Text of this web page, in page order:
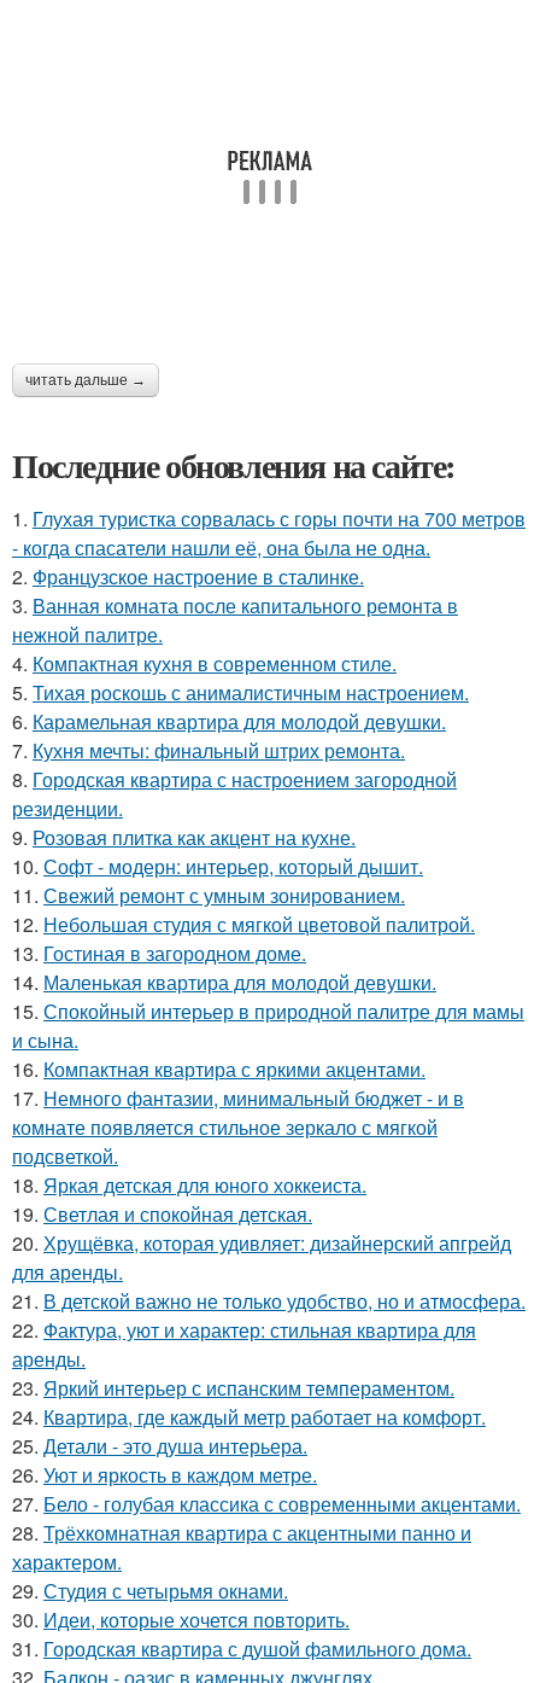
читать дальше →
Последние обновления на сайте:
1. Глухая туристка сорвалась с горы почти на 700 метров
- когда спасатели нашли её, она была не одна.
2. Французское настроение в сталинке.
3. Ванная комната после капитального ремонта в
нежной палитре.
4. Компактная кухня в современном стиле.
5. Тихая роскошь с анималистичным настроением.
6. Карамельная квартира для молодой девушки.
7. Кухня мечты: финальный штрих ремонта.
8. Городская квартира с настроением загородной
резиденции.
9. Розовая плитка как акцент на кухне.
10. Софт - модерн: интерьер, который дышит.
11. Свежий ремонт с умным зонированием.
12. Небольшая студия с мягкой цветовой палитрой.
13. Гостиная в загородном доме.
14. Маленькая квартира для молодой девушки.
15. Спокойный интерьер в природной палитре для мамы
и сына.
16. Компактная квартира с яркими акцентами.
17. Немного фантазии, минимальный бюджет - и в
комнате появляется стильное зеркало с мягкой
подсветкой.
18. Яркая детская для юного хоккеиста.
19. Светлая и спокойная детская.
20. Хрущёвка, которая удивляет: дизайнерский апгрейд
для аренды.
21. В детской важно не только удобство, но и атмосфера.
22. Фактура, уют и характер: стильная квартира для
аренды.
23. Яркий интерьер с испанским темпераментом.
24. Квартира, где каждый метр работает на комфорт.
25. Детали - это душа интерьера.
26. Уют и яркость в каждом метре.
27. Бело - голубая классика с современными акцентами.
28. Трёхкомнатная квартира с акцентными панно и
характером.
29. Студия с четырьмя окнами.
30. Идеи, которые хочется повторить.
31. Городская квартира с душой фамильного дома.